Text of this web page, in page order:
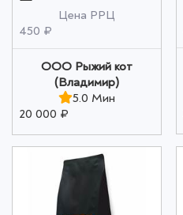
Цена РРЦ
450 ₽
ООО Рыжий кот
(Владимир)
5.0 Мин
20 000 ₽